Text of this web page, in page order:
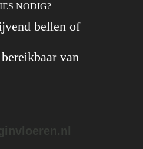
NODIG?
bellen of
van